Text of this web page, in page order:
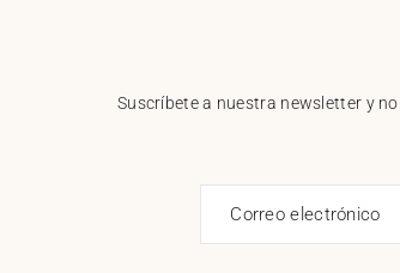
Suscríbete a nuestra newsletter y
Correo electrónico